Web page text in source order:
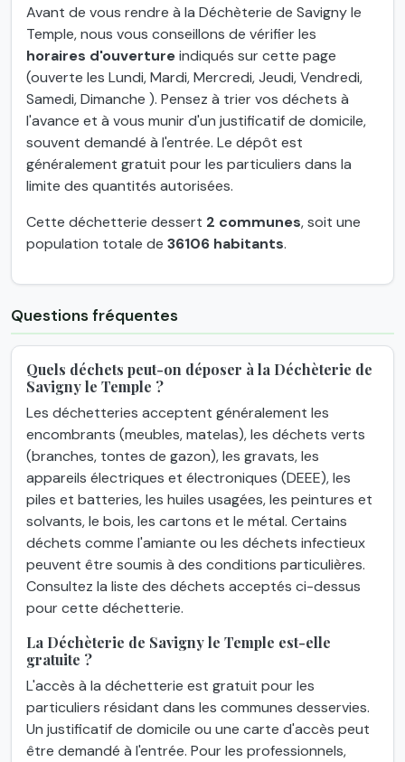
Avant de vous rendre à la Déchèterie de Savigny le
Temple, nous vous conseillons de vérifier les
horaires d'ouvertureindiqués sur cette page
(ouverte les Lundi, Mardi, Mercredi, Jeudi, Vendredi,
Samedi, Dimanche ). Pensez à trier vos déchets à
l'avance et à vous munir d'un justificatif de domicile,
souvent demandé à l'entrée. Le dépôt est
généralement gratuit pour les particuliers dans la
limite des quantités autorisées.
Cette déchetterie dessert 2 communes, soit une
population totale de 36106 habitants.
Questions fréquentes
Quels déchets peut-on déposer à la Déchèterie de
Savigny le Temple ?
Les déchetteries acceptent généralement les
encombrants (meubles, matelas), les déchets verts
(branches, tontes de gazon), les gravats, les
appareils électriques et électroniques (DEEE), les
piles et batteries, les huiles usagées, les peintures et
solvants, le bois, les cartons et le métal. Certains
déchets comme l'amiante ou les déchets infectieux
peuvent être soumis à des conditions particulières.
Consultez la liste des déchets acceptés ci-dessus
pour cette déchetterie.
La Déchèterie de Savigny le Temple est-elle
gratuite ?
L'accès à la déchetterie est gratuit pour les
particuliers résidant dans les communes desservies.
Un justificatif de domicile ou une carte d'accès peut
être demandé à l'entrée. Pour les professionnels,